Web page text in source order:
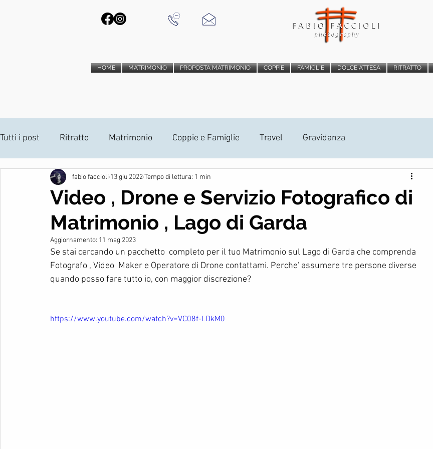
Tutti i post Ritratto Matrimonio Coppie e Famiglie Travel Gravidanza
Installazioni Anamorfiche Drone Album di Matrimonio Proposta di Matrimonio
vido trailer matrimonio fotografia d'interni
Video , Drone e Servizio Fotografico di
Matrimonio , Lago di Garda
fabio faccioli 13 giu 2022Tempo di lettura: 1 min
Aggiornamento: 11 mag 2023
Se stai cercando un pacchetto  completo per il tuo Matrimonio sul Lago di Garda che comprenda
Fotografo , Video  Maker e Operatore di Drone contattami. Perche' assumere tre persone diverse
quando posso fare tutto io, con maggior discrezione?
https://www.youtube.com/watch?v=VC08f-LDkM0
HOME MATRIMONIO PROPOSTA MATRIMONIO COPPIE FAMIGLIE DOLCE ATTESA RITRATTO